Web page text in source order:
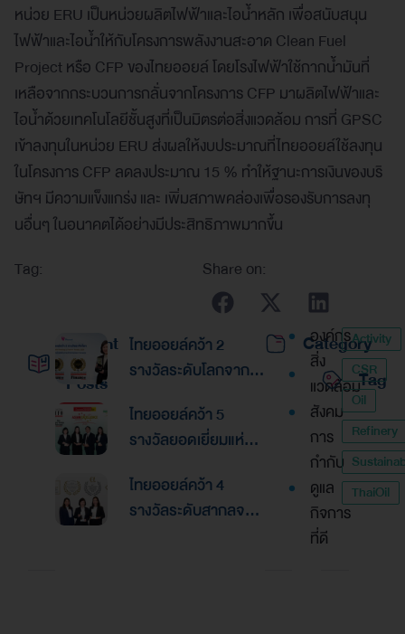
หน่วย ERU เป็นหน่วยผลิตไฟฟ้าและไอน้ำหลัก เพื่อสนับสนุน
ไฟฟ้าและไอน้ำให้กับโครงการพลังงานสะอาด Clean Fuel
Project หรือ CFP ของไทยออยล์ โดยโรงไฟฟ้าใช้กากน้ำมันที่
เหลือจากกระบวนการกลั่นจากโครงการ CFP มาผลิตไฟฟ้าและ
ไอน้ำด้วยเทคโนโลยีชั้นสูงที่เป็นมิตรต่อสิ่งแวดล้อม การที่ GPSC
เข้าลงทุนในหน่วย ERU ส่งผลให้งบประมาณที่ไทยออยล์ใช้ลงทุน
ในโครงการ CFP ลดลงประมาณ 15 % ทำให้ฐานะการเงินของบริ
ษัทฯ มีความแข็งแกร่ง และ เพิ่มสภาพคล่องเพื่อรองรับการลงทุ
นอื่นๆ ในอนาคตได้อย่างมีประสิทธิภาพมากขึ้น
Tag:
Share on:
Recent
Posts
ไทยออยล์คว้า 2
รางวัลระดับโลกจาก
Finance Awards
2026ตอกย้ำความเป็น
เลิศด้านการบริหาร
การเงินและการระดม
ทุน
ไทยออยล์คว้า 5
รางวัลยอดเยี่ยมแห่ง
รางวัล “Asian
Excellence Award
ไทยออยล์คว้า 4
รางวัลระดับสากลจาก
Category
องค์กร
สิ่ง
แวดล้อม
สังคม
การ
กำกับ
ดูแล
กิจการ
ที่ดี
Tag
Activity
CSR
Oil
Refinery
ThaiOil